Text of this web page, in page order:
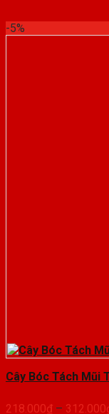
-5%
Cây Bóc Tách Mũi
218.000₫ – 312.000